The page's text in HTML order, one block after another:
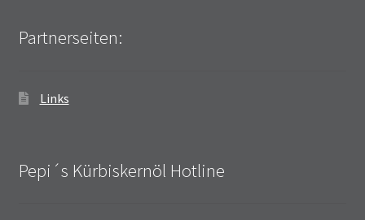
Partnerseiten:
Links
Pepi´s Kürbiskernöl Hotline